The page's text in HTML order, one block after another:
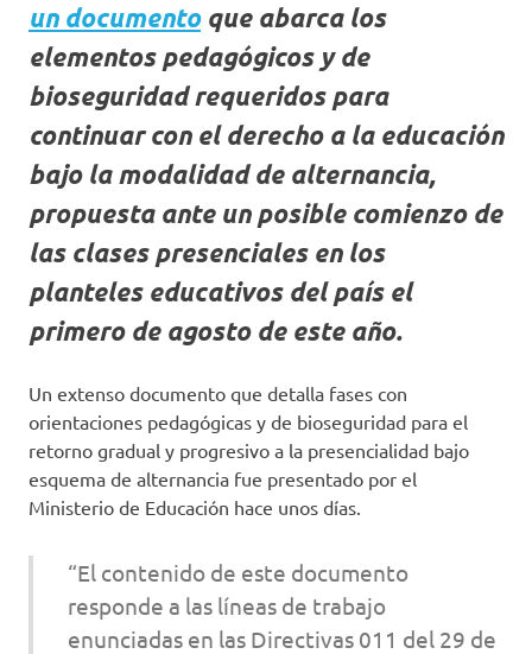
un documentoque abarca los
elementos pedagógicos y de
bioseguridad requeridos para
continuar con el derecho a la educación
bajo la modalidad de alternancia,
propuesta ante un posible comienzo de
las clases presenciales en los
planteles educativos del país el
primero de agosto de este año.
Un extenso documento que detalla fases con
orientaciones pedagógicas y de bioseguridad para el
retorno gradual y progresivo a la presencialidad bajo
esquema de alternancia fue presentado por el
Ministerio de Educación hace unos días.
“El contenido de este documento
responde a las líneas de trabajo
enunciadas en las Directivas 011 del 29 de